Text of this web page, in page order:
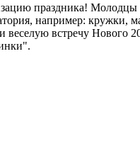
праздника!
например: кружки,
встречу Нового